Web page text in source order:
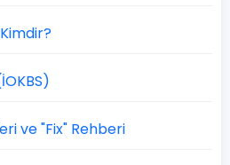
ve "Fix" Rehberi